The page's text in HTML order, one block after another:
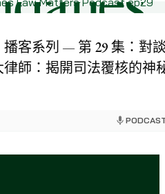
播客系列 — 第 29 集：對
師：揭開司法覆核的神